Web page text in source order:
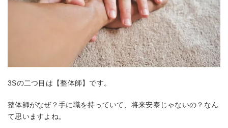
3Sの二つ目は【整体師】です。
整体師がなぜ？手に職を持っていて、将来安泰じゃないの？なん
て思いますよね。